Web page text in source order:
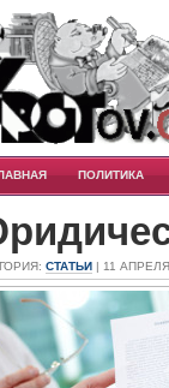
ПОЛИТИКА
СТАТЬИ | 11